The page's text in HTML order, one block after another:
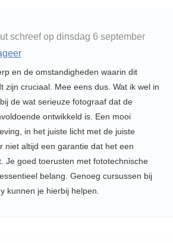
schreef op dinsdag 6 september
en de omstandigheden waarin dit
zijn cruciaal. Mee eens dus. Wat ik wel in
de wat serieuze fotograaf dat de
ontwikkeld is. Een mooi
in het juiste licht met de juiste
niet altijd een garantie dat het een
Je goed toerusten met fototechnische
belang. Genoeg cursussen bij
kunnen je hierbij helpen.